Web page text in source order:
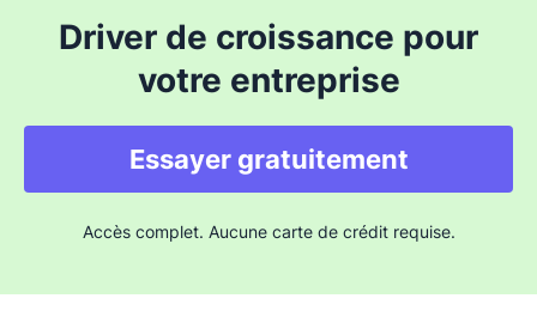
Driver de croissance pour
votre entreprise
Essayer gratuitement
Accès complet. Aucune carte de crédit requise.